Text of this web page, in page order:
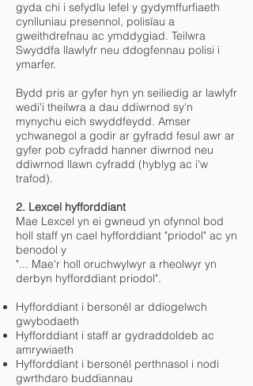
gyda chi i sefydlu lefel y gydymffurfiaeth
cynlluniau presennol, polisïau a
gweithdrefnau ac ymddygiad. Teilwra
Swyddfa llawlyfr neu ddogfennau polisi i
ymarfer.
Bydd pris ar gyfer hyn yn seiliedig ar lawlyfr
wedi'i theilwra a dau ddiwrnod sy'n
mynychu eich swyddfeydd. Amser
ychwanegol a godir ar gyfradd fesul awr ar
gyfer pob cyfradd hanner diwrnod neu
ddiwrnod llawn cyfradd (hyblyg ac i'w
trafod).
2. Lexcel hyfforddiant
Mae Lexcel yn ei gwneud yn ofynnol bod
holl staff yn cael hyfforddiant "priodol" ac yn
benodol y
"... Mae'r holl oruchwylwyr a rheolwyr yn
derbyn hyfforddiant priodol".
Hyfforddiant i bersonél ar ddiogelwch
gwybodaeth
Hyfforddiant i staff ar gydraddoldeb ac
amrywiaeth
Hyfforddiant i bersonél perthnasol i nodi
gwrthdaro buddiannau